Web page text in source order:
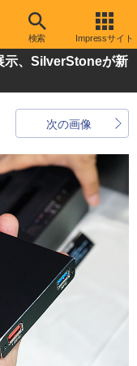
検索 Impressサイト
示、SilverStoneが新
次の画像